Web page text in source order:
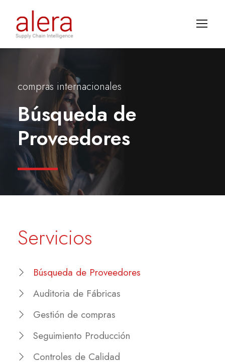
compras internacionales
Búsqueda de
Proveedores
Servicios
Búsqueda de Proveedores
Auditoria de Fábricas
Gestión de compras
Seguimiento Producción
Controles de Calidad